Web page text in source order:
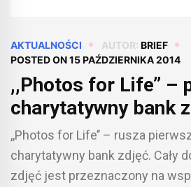
AKTUALNOŚCI AUTOR: BRIEF
POSTED ON15 PAŹDZIERNIKA 2014
,,Photos for Life’’ –
charytatywny bank
,,Photos for Life’’ – rusza
charytatywny bank zdjęć. Cały
zdjęć jest przeznaczony na